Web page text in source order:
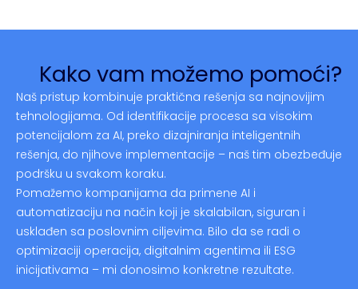
Kako vam možemo pomoći?
Naš pristup kombinuje praktična rešenja sa najnovijim
tehnologijama. Od identifikacije procesa sa visokim
potencijalom za AI, preko dizajniranja inteligentnih
rešenja, do njihove implementacije – naš tim obezbeđuje
podršku u svakom koraku.
Pomažemo kompanijama da primene AI i
automatizaciju na način koji je skalabilan, siguran i
usklađen sa poslovnim ciljevima. Bilo da se radi o
optimizaciji operacija, digitalnim agentima ili ESG
inicijativama – mi donosimo konkretne rezultate.